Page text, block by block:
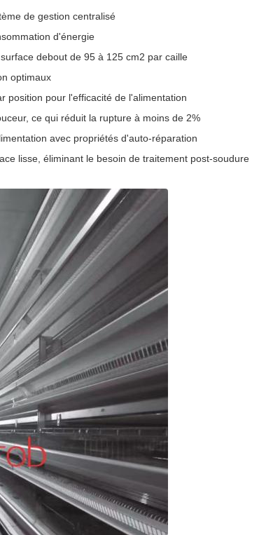
de gestion centralisé
d'énergie
debout de 95 à 125 cm2 par caille
optimaux
position pour l'efficacité de l'alimentation
ce qui réduit la rupture à moins de 2%
avec propriétés d'auto-réparation
lisse, éliminant le besoin de traitement post-soudure